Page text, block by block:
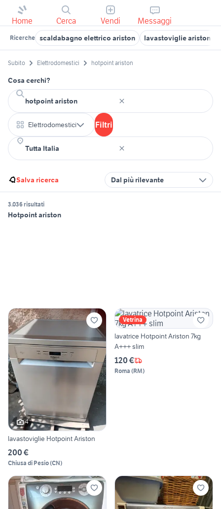
Home Cerca Vendi Messaggi
Ricerche scaldabagno elettrico ariston lavastoviglie ariston lft
Subito Elettrodomestici hotpoint ariston
Cosa cerchi?
Elettrodomestici Filtri
Salva ricerca Dal più rilevante
3.036 risultati
Hotpoint ariston
4
lavastoviglie Hotpoint Ariston
200 €
Chiusa di Pesio(CN)
Vetrina
lavatrice Hotpoint Ariston 7kg
A+++ slim
120 €
Roma (RM)